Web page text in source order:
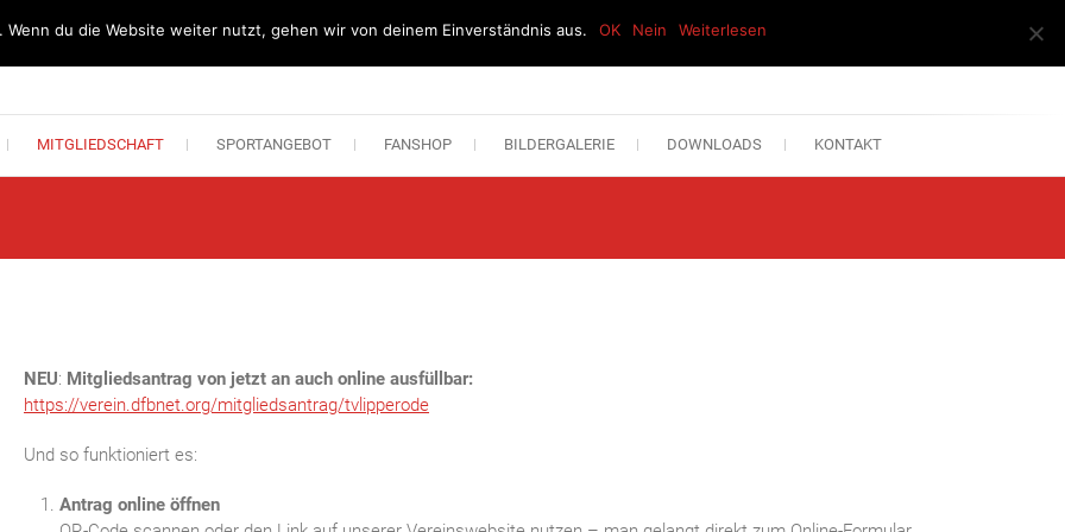
Lipperode
MITGLIEDSCHAFT SPORTANGEBOT FANSHOP BILDERGALERIE DOWNLOADS KONTAKT
NEU: Mitgliedsantrag von jetzt an auch online ausfüllbar:
https://verein.dfbnet.org/mitgliedsantrag/tvlipperode
Und so funktioniert es:
Antrag online öffnen
Wenn du die Website weiter nutzt, gehen wir von deinem Einverständnis aus. OK Nein Weiterlesen